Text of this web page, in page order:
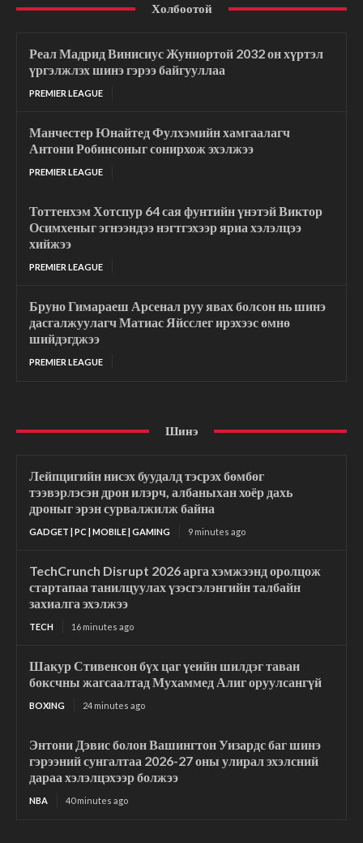
Холбоотой
Реал Мадрид Винисиус Жуниортой 2032 он хүртэл
үргэлжлэх шинэ гэрээ байгууллаа
PREMIER LEAGUE
Манчестер Юнайтед Фулхэмийн хамгаалагч
Антони Робинсоныг сонирхож эхэлжээ
PREMIER LEAGUE
Тоттенхэм Хотспур 64 сая фунтийн үнэтэй Виктор
Осимхеныг эгнээндээ нэгтгэхээр яриа хэлэлцээ
хийжээ
PREMIER LEAGUE
Бруно Гимараеш Арсенал руу явах болсон нь шинэ
дасгалжуулагч Матиас Яйсслег ирэхээс өмнө
шийдэгджээ
PREMIER LEAGUE
Шинэ
Лейпцигийн нисэх буудалд тэсрэх бөмбөг
тээвэрлэсэн дрон илэрч, албаныхан хоёр дахь
дроныг эрэн сурвалжилж байна
GADGET | PC | MOBILE | GAMING 9 minutes ago
TechCrunch Disrupt 2026 арга хэмжээнд оролцож
стартапаа танилцуулах үзэсгэлэнгийн талбайн
захиалга эхэлжээ
TECH 16 minutes ago
Шакур Стивенсон бүх цаг үеийн шилдэг таван
боксчны жагсаалтад Мухаммед Алиг оруулсангүй
BOXING 24 minutes ago
Энтони Дэвис болон Вашингтон Уизардс баг шинэ
гэрээний сунгалтаа 2026-27 оны улирал эхэлсний
дараа хэлэлцэхээр болжээ
NBA 40 minutes ago